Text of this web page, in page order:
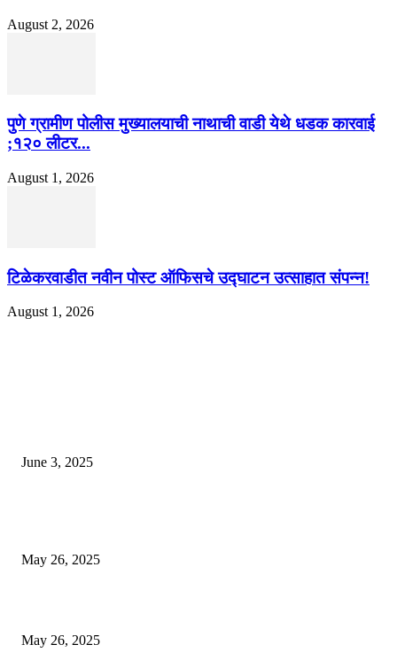
August 2, 2026
पुणे ग्रामीण पोलीस मुख्यालयाची नाथाची वाडी येथे धडक कारवाई
;१२० लीटर...
August 1, 2026
टिळेकरवाडीत नवीन पोस्ट ऑफिसचे उद्घाटन उत्साहात संपन्न!
August 1, 2026
June 3, 2025
May 26, 2025
May 26, 2025